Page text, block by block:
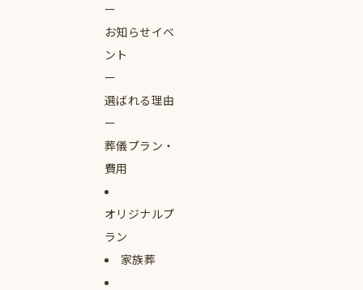
お知らせイベ
ント
選ばれる理由
葬儀プラン・
費用
オリジナルプ
ラン
家族葬